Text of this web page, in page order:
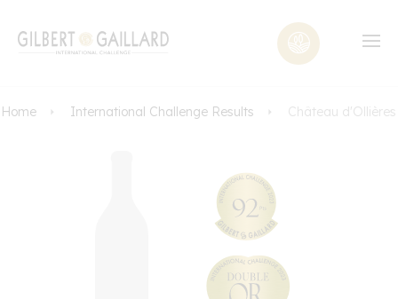
Home International Challenge Results Château d'Ollières